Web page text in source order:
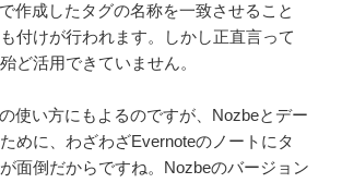
作成したタグの名称を一致させること
付けが行われます。しかし正直言って
ど活用できていません。
使い方にもよるのですが、Nozbeとデー
めに、わざわざEvernoteのノートにタ
面倒だからですね。Nozbeのバージョン